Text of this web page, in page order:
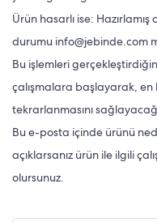
Ürün hasarlı ise:
durumu info@jebinde.com
Bu işlemleri
çalışmalara başlayarak, en
tekrarlanmasını
Bu e-posta içinde ürünü
açıklarsanız ürün ile ilgili
olursunuz.